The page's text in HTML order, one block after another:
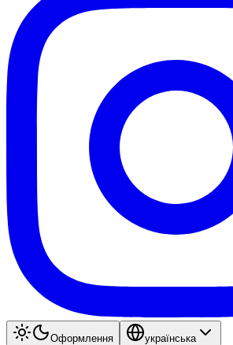
Оформлення
українська